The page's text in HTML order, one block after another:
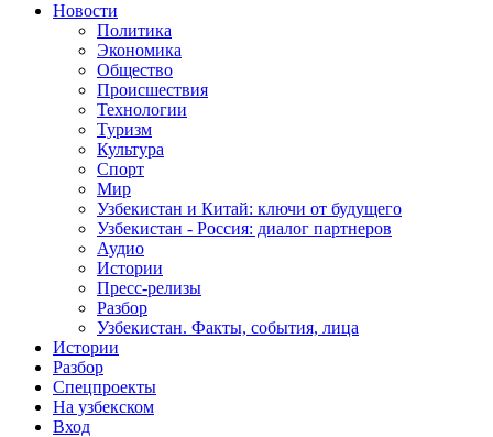
Новости
Политика
Экономика
Общество
Происшествия
Технологии
Туризм
Культура
Спорт
Мир
Узбекистан и Китай: ключи от будущего
Узбекистан - Россия: диалог партнеров
Аудио
Истории
Пресс-релизы
Разбор
Узбекистан. Факты, события, лица
Истории
Разбор
Спецпроекты
На узбекском
Вход